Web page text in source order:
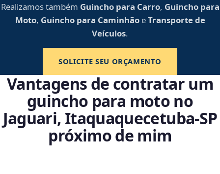
Realizamos também Guincho para Carro, Guincho para
Moto, Guincho para CaminhãoeTransporte de
Veículos.
SOLICITE SEU ORÇAMENTO
Vantagens de contratar um
guincho para moto no
Jaguari, Itaquaquecetuba‑SP
próximo de mim